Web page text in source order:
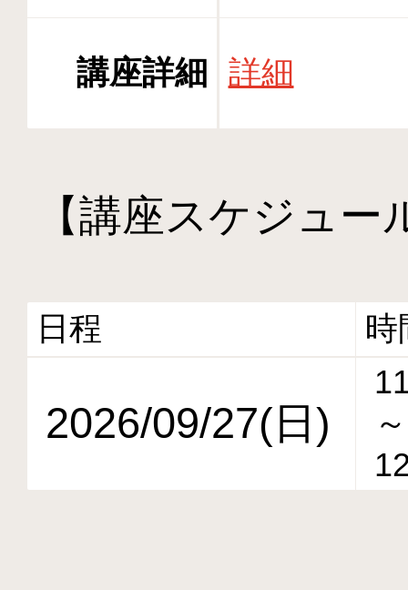
講座詳細 詳細
【講座スケジュー
日程 時
2026/09/27(日)
～